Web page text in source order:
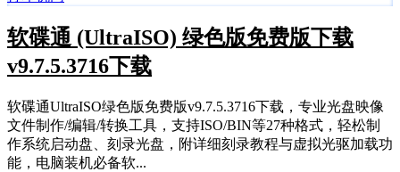
软碟通 (UltraISO) 绿色版免费版下载
v9.7.5.3716下载
软碟通UltraISO绿色版免费版v9.7.5.3716下载，专业光盘映像
文件制作/编辑/转换工具，支持ISO/BIN等27种格式，轻松制
作系统启动盘、刻录光盘，附详细刻录教程与虚拟光驱加载功
能，电脑装机必备软...